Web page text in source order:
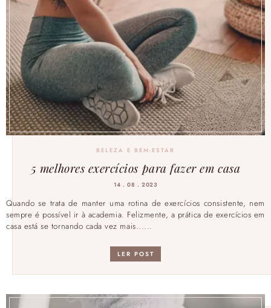
BELEZA E BEM-ESTAR
5 melhores exercícios para fazer em casa
14 . 08 . 2023
Quando se trata de manter uma rotina de exercícios consistente, nem
sempre é possível ir à academia. Felizmente, a prática de exercícios em
casa está se tornando cada vez mais......
LER POST